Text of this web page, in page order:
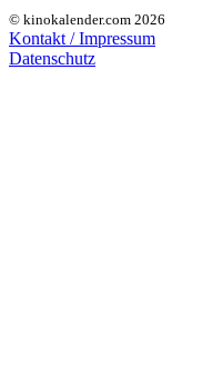
© kinokalender.com 2026
Kontakt / Impressum
Datenschutz